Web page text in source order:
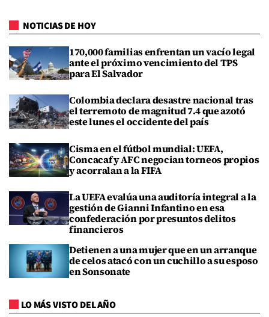
NOTICIAS DE HOY
170,000 familias enfrentan un vacío legal
ante el próximo vencimiento del TPS
para El Salvador
Colombia declara desastre nacional tras
el terremoto de magnitud 7.4 que azotó
este lunes el occidente del país
Cisma en el fútbol mundial: UEFA,
Concacaf y AFC negocian torneos propios
y acorralan a la FIFA
La UEFA evalúa una auditoría integral a la
gestión de Gianni Infantino en esa
confederación por presuntos delitos
financieros
Detienen a una mujer que en un arranque
de celos atacó con un cuchillo a su esposo
en Sonsonate
LO MÁS VISTO DEL AÑO